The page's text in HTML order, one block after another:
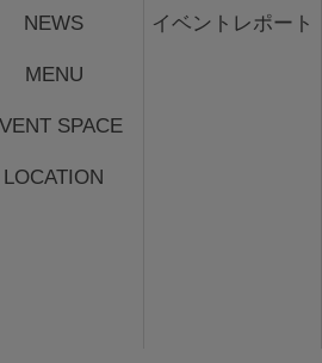
NEWS
MENU
SPACE
LOCATION
イベントレポート